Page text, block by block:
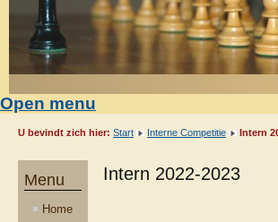
Open menu
U bevindt zich hier: Start Interne Competitie Intern
Menu
Home
Intern 2022-2023